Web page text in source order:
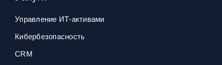
Управление ИТ‑активами
Кибербезопасность
CRM